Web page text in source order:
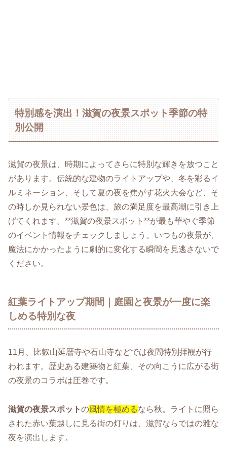
特別感を演出！滋賀の夜景スポット季節の特
別公開
滋賀の夜景は、時期によってさらに特別な輝きを放つこと
があります。伝統的な建物のライトアップや、冬を彩るイ
ルミネーション、そして夏の夜を焦がす花火大会など、そ
の時しか見られない景色は、旅の満足度を最高潮に引き上
げてくれます。**滋賀の夜景スポット**が最も華やぐ季節
のイベント情報をチェックしましょう。いつもの夜景が、
魔法にかかったように劇的に変化する瞬間を見逃さないで
ください。
紅葉ライトアップ期間｜庭園と夜景が一度に楽
しめる特別な夜
11月、比叡山延暦寺や石山寺などでは夜間特別拝観が行
われます。歴史ある建築物と紅葉、その向こうに広がる街
の夜景のコラボは圧巻です。
滋賀の夜景スポットの風情を極めるなら秋。ライトに照ら
された赤い葉越しに見る街の灯りは、滋賀ならではの雅な
夜を演出します。